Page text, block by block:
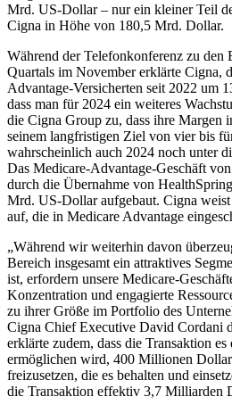
Mrd. US-Dollar – nur ein kleiner Teil
Cigna in Höhe von 180,5 Mrd. Dollar.
Während der Telefonkonferenz zu den
Quartals im November erklärte Cigna,
Advantage-Versicherten seit 2022 um
dass man für 2024 ein weiteres
die Cigna Group zu, dass ihre Margen
seinem langfristigen Ziel von vier bis
wahrscheinlich auch 2024 noch unter
Das Medicare-Advantage-Geschäft
durch die Übernahme von
Mrd. US-Dollar aufgebaut. Cigna
auf, die in Medicare Advantage
„Während wir weiterhin davon
Bereich insgesamt ein attraktives
ist, erfordern unsere Medicare-
Konzentration und engagierte
zu ihrer Größe im Portfolio des
Cigna Chief Executive David Cordani
erklärte zudem, dass die Transaktion
ermöglichen wird, 400 Millionen
freizusetzen, die es behalten und
die Transaktion effektiv 3,7 Milliarden